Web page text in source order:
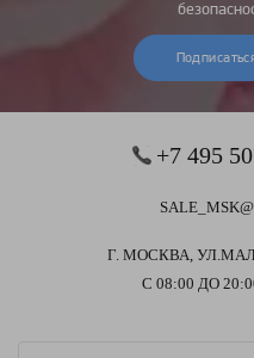
+7 495
Г. МОСКВА,
С 08:00 ДО